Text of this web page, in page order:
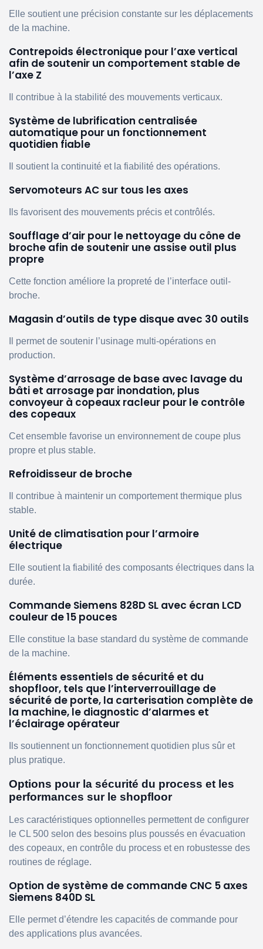
Elle soutient une précision constante sur les déplacements
de la machine.
Contrepoids électronique pour l’axe vertical
afin de soutenir un comportement stable de
l’axe Z
Il contribue à la stabilité des mouvements verticaux.
Système de lubrification centralisée
automatique pour un fonctionnement
quotidien fiable
Il soutient la continuité et la fiabilité des opérations.
Servomoteurs AC sur tous les axes
Ils favorisent des mouvements précis et contrôlés.
Soufflage d’air pour le nettoyage du cône de
broche afin de soutenir une assise outil plus
propre
Cette fonction améliore la propreté de l’interface outil-
broche.
Magasin d’outils de type disque avec 30 outils
Il permet de soutenir l’usinage multi-opérations en
production.
Système d’arrosage de base avec lavage du
bâti et arrosage par inondation, plus
convoyeur à copeaux racleur pour le contrôle
des copeaux
Cet ensemble favorise un environnement de coupe plus
propre et plus stable.
Refroidisseur de broche
Il contribue à maintenir un comportement thermique plus
stable.
Unité de climatisation pour l’armoire
électrique
Elle soutient la fiabilité des composants électriques dans la
durée.
Commande Siemens 828D SL avec écran LCD
couleur de 15 pouces
Elle constitue la base standard du système de commande
de la machine.
Éléments essentiels de sécurité et du
shopfloor, tels que l’interverrouillage de
sécurité de porte, la carterisation complète de
la machine, le diagnostic d’alarmes et
l’éclairage opérateur
Ils soutiennent un fonctionnement quotidien plus sûr et
plus pratique.
Options pour la sécurité du process et les
performances sur le shopfloor
Les caractéristiques optionnelles permettent de configurer
le CL 500 selon des besoins plus poussés en évacuation
des copeaux, en contrôle du process et en robustesse des
routines de réglage.
Option de système de commande CNC 5 axes
Siemens 840D SL
Elle permet d’étendre les capacités de commande pour
des applications plus avancées.